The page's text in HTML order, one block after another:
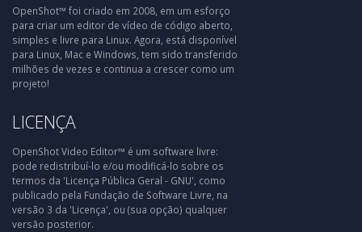
OpenShot™ foi criado em 2008, em um esforço
para criar um editor de vídeo de código aberto,
simples e livre para Linux. Agora, está disponível
para Linux, Mac e Windows, tem sido transferido
milhões de vezes e continua a crescer como um
projeto!
LICENÇA
OpenShot Video Editor™ é um software livre:
pode redistribuí-lo e/ou modificá-lo sobre os
termos da 'Licença Pública Geral - GNU', como
publicado pela Fundação de Software Livre, na
versão 3 da 'Licença', ou (sua opção) qualquer
versão posterior.